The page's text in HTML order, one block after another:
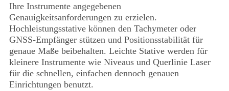
Ihre Instrumente angegebenen
Genauigkeitsanforderungen zu erzielen.
Hochleistungsstative können den Tachymeter oder
GNSS-Empfänger stützen und Positionsstabilität für
genaue Maße beibehalten. Leichte Stative werden für
kleinere Instrumente wie Niveaus und Querlinie Laser
für die schnellen, einfachen dennoch genauen
Einrichtungen benutzt.